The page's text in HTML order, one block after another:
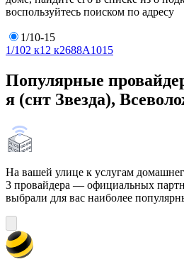
воспользуйтесь поиском по адресу
1/10-15
1/102 к1 2 к2688А1015
Популярные
я (снт Звезда),
На вашей улице к услугам
3 провайдера — официальных
выбрали для вас наиболее